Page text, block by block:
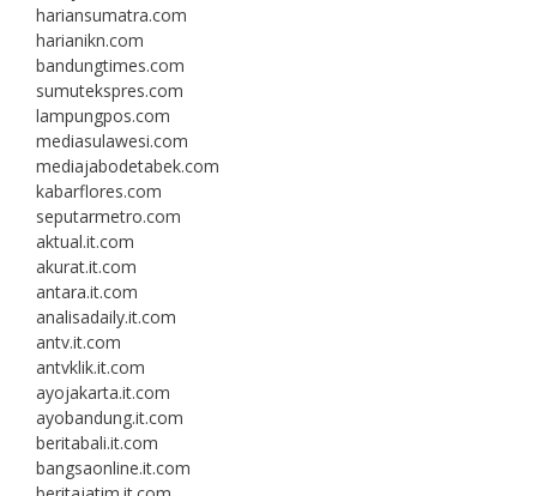
hariansumatra.com
harianikn.com
bandungtimes.com
sumutekspres.com
lampungpos.com
mediasulawesi.com
mediajabodetabek.com
kabarflores.com
seputarmetro.com
aktual.it.com
akurat.it.com
antara.it.com
analisadaily.it.com
antv.it.com
antvklik.it.com
ayojakarta.it.com
ayobandung.it.com
beritabali.it.com
bangsaonline.it.com